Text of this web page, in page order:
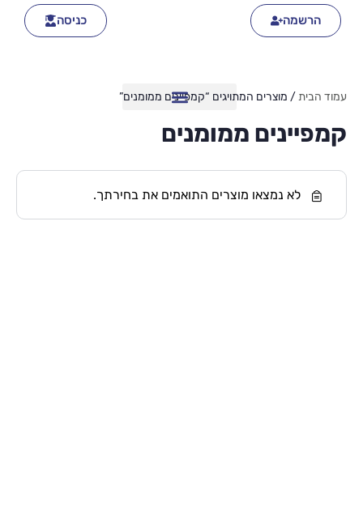
הרשמה כניסה
עמוד הבית/ מוצרים המתויגים “קמפיינים ממומנים”
קמפיינים ממומנים
לא נמצאו מוצרים התואמים את בחירתך.